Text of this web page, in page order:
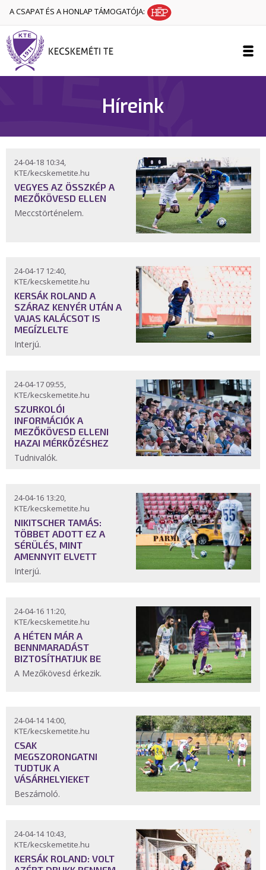
A CSAPAT ÉS A HONLAP TÁMOGATÓJA:
Híreink
24-04-18 10:34,
KTE/kecskemetite.hu
VEGYES AZ ÖSSZKÉP A
MEZŐKÖVESD ELLEN
Meccstörténelem.
24-04-17 12:40,
KTE/kecskemetite.hu
KERSÁK ROLAND A
SZÁRAZ KENYÉR UTÁN A
VAJAS KALÁCSOT IS
MEGÍZLELTE
Interjú.
24-04-17 09:55,
KTE/kecskemetite.hu
SZURKOLÓI
INFORMÁCIÓK A
MEZŐKÖVESD ELLENI
HAZAI MÉRKŐZÉSHEZ
Tudnivalók.
24-04-16 13:20,
KTE/kecskemetite.hu
NIKITSCHER TAMÁS:
TÖBBET ADOTT EZ A
SÉRÜLÉS, MINT
AMENNYIT ELVETT
Interjú.
24-04-16 11:20,
KTE/kecskemetite.hu
A HÉTEN MÁR A
BENNMARADÁST
BIZTOSÍTHATJUK BE
A Mezőkövesd érkezik.
24-04-14 14:00,
KTE/kecskemetite.hu
CSAK
MEGSZORONGATNI
TUDTUK A
VÁSÁRHELYIEKET
Beszámoló.
24-04-14 10:43,
KTE/kecskemetite.hu
KERSÁK ROLAND: VOLT